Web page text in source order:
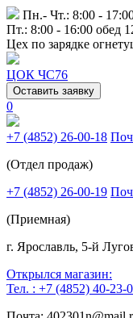
Пн.- Чт.: 8:00 -
Пт.: 8:00 - 16:00 обед
Цех по зарядке
ЦОК ЧС76
Оставить заявку
0
+7 (4852) 26-00-18
(Отдел продаж)
+7 (4852) 26-00-19
(Приемная)
г. Ярославль, 5-й
Открылся магазин:
Тел. : +7 (4852) 40-23-